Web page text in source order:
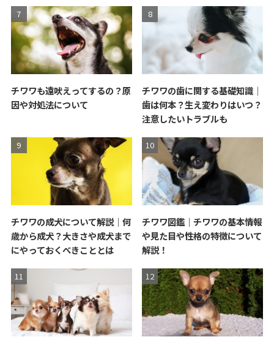
チワワも遠吠えってするの？原
因や対処法について
チワワの歯に関する基礎知識｜
歯は何本？生え変わりはいつ？
注意したいトラブルも
チワワの成犬について解説｜何
歳から成犬？大きさや成犬まで
にやっておくべきこととは
チワワ図鑑｜チワワの基本情報
や見た目や性格の特徴について
解説！